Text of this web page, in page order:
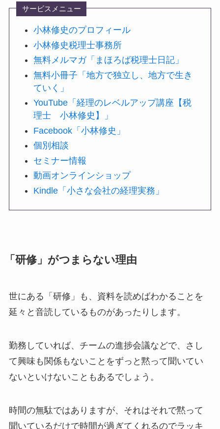
サービスメニュー
小林修史のプロフィール
小林修史税理士事務所
無料メルマガ「まほろば税理士日記」
無料小冊子「地方で独立し、地方で生き
ていく」
YouTube「経理のレベルアップ講座【税
理士 小林修史】」
Facebook「小林修史」
個別相談
セミナー情報
動画オンラインショップ
Kindle「小さな会社の経理実務」
「研修」がつまらない理由
世にある「研修」も、資料を読めばわかることを
延々と音読しているものがあったりします。
勤務していれば、チームの進捗会議などで、さし
て興味も関係もないことをずっと黙って聞いてい
ないといけないこともあるでしょう。
時間の無駄ではありますが、それはそれで黙って
聞いているだけで時間が過ぎてくれるのでラッキ